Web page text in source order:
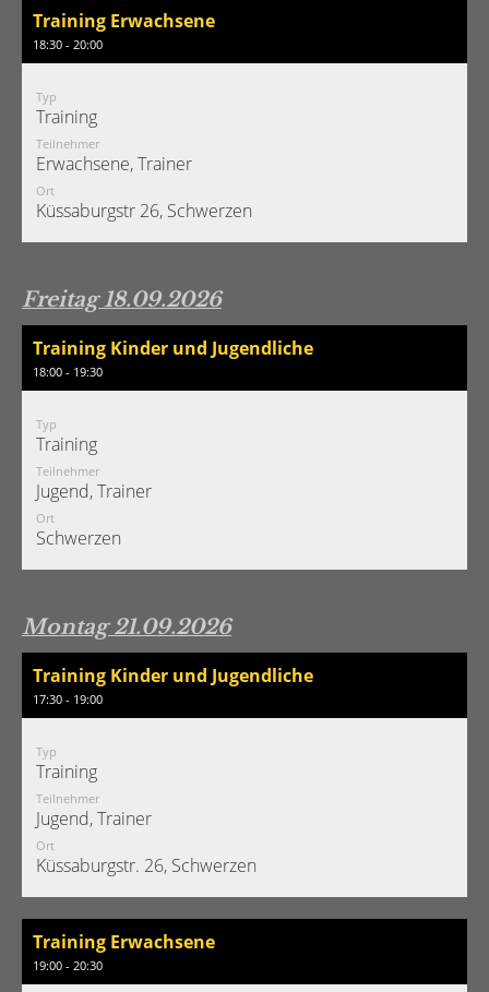
Training Erwachsene
18:30 - 20:00
Typ
Training
Teilnehmer
Erwachsene, Trainer
Ort
Küssaburgstr 26, Schwerzen
Freitag 18.09.2026
Training Kinder und Jugendliche
18:00 - 19:30
Typ
Training
Teilnehmer
Jugend, Trainer
Ort
Schwerzen
Montag 21.09.2026
Training Kinder und Jugendliche
17:30 - 19:00
Typ
Training
Teilnehmer
Jugend, Trainer
Ort
Küssaburgstr. 26, Schwerzen
Training Erwachsene
19:00 - 20:30